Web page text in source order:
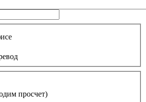
просчет)